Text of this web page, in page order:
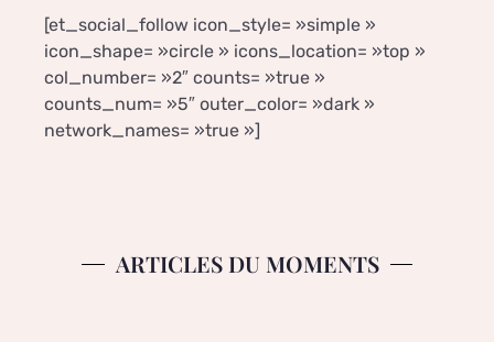
[et_social_follow icon_style= »simple »
icon_shape= »circle » icons_location= »top »
col_number= »2″ counts= »true »
counts_num= »5″ outer_color= »dark »
network_names= »true »]
ARTICLES DU MOMENTS